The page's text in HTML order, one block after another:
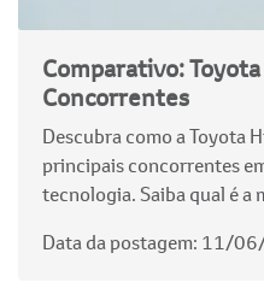
Comparativo:
Concorrentes
Descubra como a Toyota
principais concorrentes
tecnologia. Saiba qual é a
Data da postagem: 11/